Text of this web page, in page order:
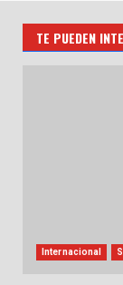
TE PUEDEN
Internacional